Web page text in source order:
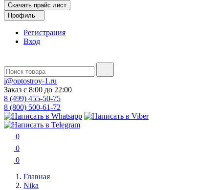
Скачать прайс лист
Профиль
Регистрация
Вход
i@optostroy-1.ru
Заказ с 8:00 до 22:00
8 (499) 455-50-75
8 (800) 500-61-72
0
0
0
Главная
Nika